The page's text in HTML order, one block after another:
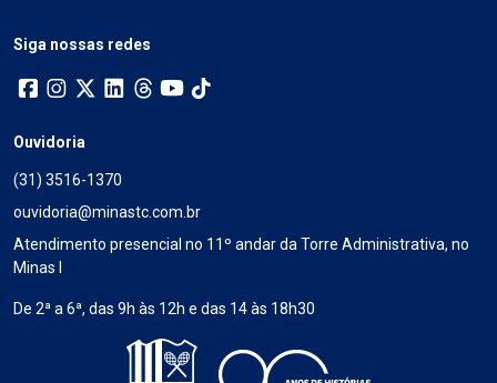
Siga nossas redes
Ouvidoria
(31) 3516-1370
ouvidoria@minastc.com.br
Atendimento presencial no 11º andar da Torre Administrativa, no
Minas I
De 2ª a 6ª, das 9h às 12h e das 14 às 18h30